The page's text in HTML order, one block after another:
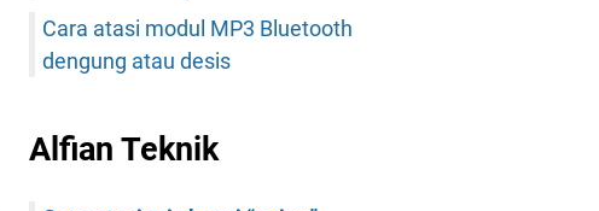
Cara atasi modul MP3 Bluetooth
dengung atau desis
Alfian Teknik